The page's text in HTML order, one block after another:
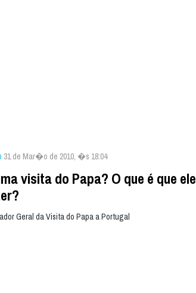
31 de Mar�o de 2010, �s 18:04
visita do Papa? O que é que ele
Geral da Visita do Papa a Portugal